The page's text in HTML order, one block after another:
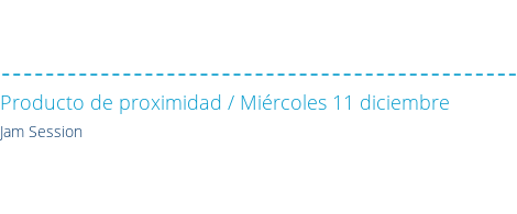
Producto de proximidad / Miércoles 11 diciembre
Jam Session